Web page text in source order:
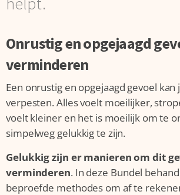
Onrustig en opgejaagd
verminderen
Een onrustig en opgejaagd gevoel kan
verpesten. Alles voelt moeilijker,
voelt kleiner en het is moeilijk om te
simpelweg gelukkig te zijn.
Gelukkig zijn er manieren om dit
verminderen. In deze Bundel
beproefde methodes om af te